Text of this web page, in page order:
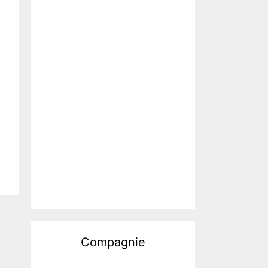
Compagnie